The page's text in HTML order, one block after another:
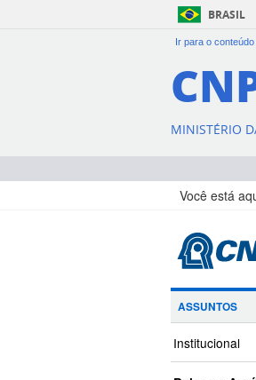
BRASIL
Ir para o conteúdo
MINISTÉRIO
Você está
ASSUNTOS
Institucional